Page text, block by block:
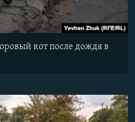
кот после дождя в